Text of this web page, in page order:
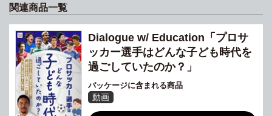
関連商品一覧
Dialogue w/ Education「プロサ
ッカー選手はどんな子ども時代を
過ごしていたのか？」
パッケージに含まれる商品
動画